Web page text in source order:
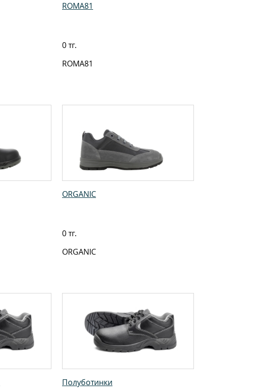
ROMA81
0 тг.
ROMA81
ORGANIC
0 тг.
ORGANIC
Полуботинки